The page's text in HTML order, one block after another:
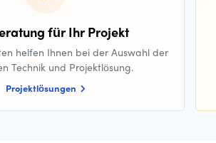
für Ihr Projekt
helfen Ihnen bei der Auswahl der
Technik und Projektlösung.
Projektlösungen